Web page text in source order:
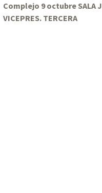
Complejo 9 octubre SALA
VICEPRES. TERCERA